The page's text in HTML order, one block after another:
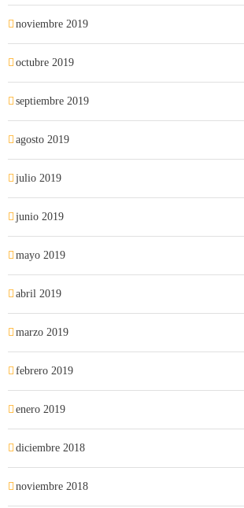
noviembre 2019
octubre 2019
septiembre 2019
agosto 2019
julio 2019
junio 2019
mayo 2019
abril 2019
marzo 2019
febrero 2019
enero 2019
diciembre 2018
noviembre 2018